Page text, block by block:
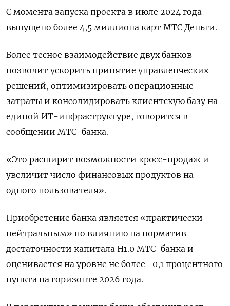
С момента запуска проекта в июле 2024 года
выпущено ⁠более 4,5 миллиона карт ‍МТС Деньги.
Более тесное взаимодействие двух банков
позволит ускорить принятие ‌управленческих
решений, оптимизировать операционные
затраты и консолидировать клиентскую базу на
единой ИТ-инфраструктуре, говорится в
сообщении МТС-банка.
«Это расширит возможности кросс-продаж и
увеличит число финансовых продуктов на
одного пользователя».
Приобретение банка является «практически
нейтральным» по влиянию на ‍норматив
достаточности капитала ‍Н1.0 МТС-банка и
оценивается на уровне не более -0,‍1 процентного
пункта на горизонте 2026 года.